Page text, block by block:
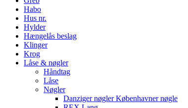
Habo
Hus nr.
Hylder
Hængelås beslag
Klinger
Krog
Låse & nøgler
Håndtag
Låse
Nøgler
Danziger nøgler Københavner nøgle